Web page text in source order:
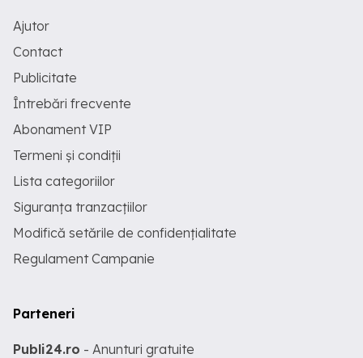
Ajutor
Contact
Publicitate
Întrebări frecvente
Abonament VIP
Termeni și condiții
Lista categoriilor
Siguranța tranzacțiilor
Modifică setările de confidențialitate
Regulament Campanie
Parteneri
Publi24.ro - Anunturi gratuite